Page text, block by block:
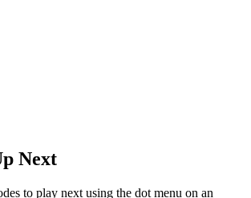
Next
to play next using the dot menu on an